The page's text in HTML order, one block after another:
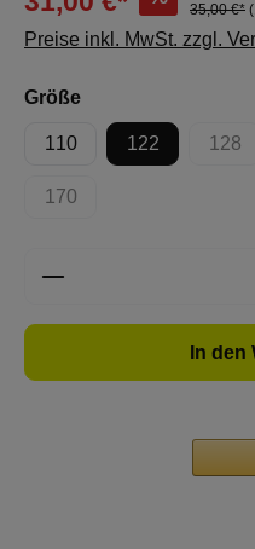
35,00 €*
Preise inkl. MwSt. zzgl.
Größeauswählen
110 122 128
170
(Diese Option ist zurzeit
Produkt Anzahl:
In den